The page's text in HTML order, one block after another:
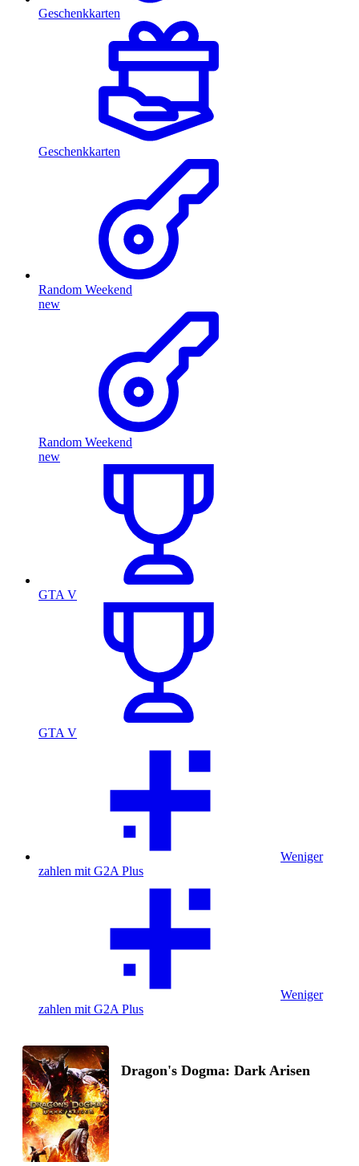
Geschenkkarten
Geschenkkarten
Random Weekend
new
Random Weekend
new
GTA V
GTA V
Weniger
zahlen mit G2A Plus
Weniger
zahlen mit G2A Plus
Dragon's Dogma: Dark Arisen